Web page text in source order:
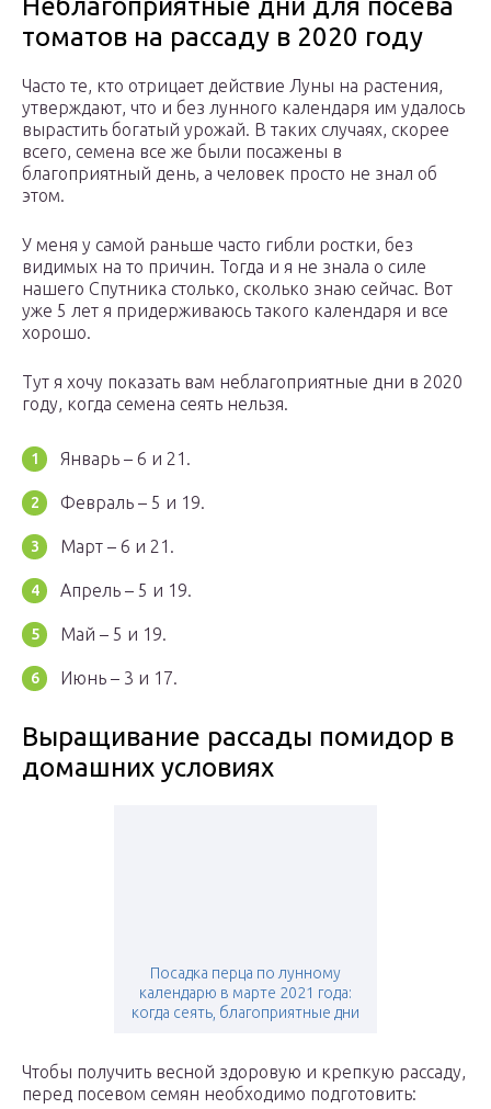
Неблагоприятные дни для посева
томатов на рассаду в 2020 году
Часто те, кто отрицает действие Луны на растения,
утверждают, что и без лунного календаря им удалось
вырастить богатый урожай. В таких случаях, скорее
всего, семена все же были посажены в
благоприятный день, а человек просто не знал об
этом.
У меня у самой раньше часто гибли ростки, без
видимых на то причин. Тогда и я не знала о силе
нашего Спутника столько, сколько знаю сейчас. Вот
уже 5 лет я придерживаюсь такого календаря и все
хорошо.
Тут я хочу показать вам неблагоприятные дни в 2020
году, когда семена сеять нельзя.
Январь – 6 и 21.
Февраль – 5 и 19.
Март – 6 и 21.
Апрель – 5 и 19.
Май – 5 и 19.
Июнь – 3 и 17.
Выращивание рассады помидор в
домашних условиях
Посадка перца по лунному
календарю в марте 2021 года:
когда сеять, благоприятные дни
Чтобы получить весной здоровую и крепкую рассаду,
перед посевом семян необходимо подготовить: